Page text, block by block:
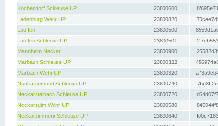
Kochendorf Schleuse UP
23800600
Ladenburg Wehr UP
23800820
Lauffen
23800500
Lauffen Schleuse UP
23800501
Mannheim Neckar
23800900
Marbach Schleuse UP
23800322
Marbach Wehr UP
23800320
Neckargemünd Schleuse UP
23800740
Neckarsteinach Schleuse UP
23800720
Neckarsulm Wehr UP
23800580
Neckarzimmern Schleuse UP
23800640